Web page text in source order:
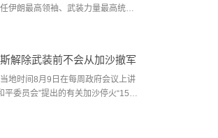
伊朗最高领袖、武装力量最高统帅
解除武装前不会从加沙撤军
地时间8月9日在每周政府会议上讲
平委员会”提出的有关加沙停火“15点
撤退，并强调在其任内绝不允许建